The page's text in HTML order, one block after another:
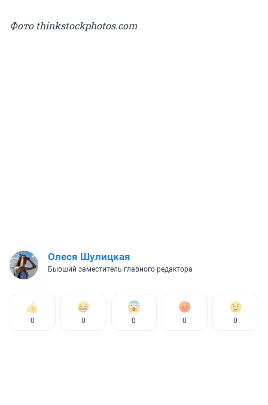
Фото thinkstockphotos.com
Олеся Шулицкая
Бывший заместитель главного редактора
0 0 0 0 0